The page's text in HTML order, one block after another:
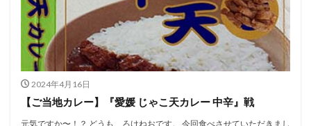
2024年4月16日
【ご当地カレー】『愛媛 じゃこ天カレー 中辛』戦
元気ですか〜！？ どうも、ろけねおです。 今回食べさせていただきまし